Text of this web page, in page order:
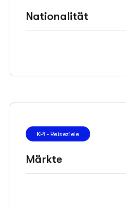
Nationalität
KPI - Reiseziele
Märkte